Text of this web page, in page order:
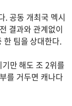
. 공동 개최국 멕시
결과와 관계없이
한 팀을 상대한다.
만 해도 조 2위를
를 거두면 캐나다